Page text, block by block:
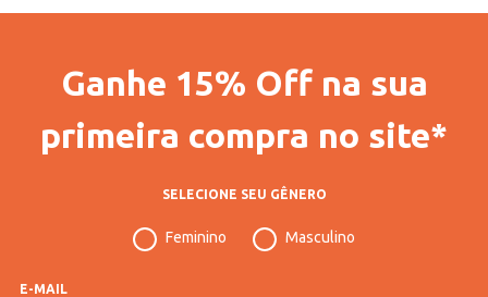
Código Pompéia 70514
Código Completo 10113307051403
Gênero Feminino
Convencional
Adulto
Ganhe 15% Off na sua
primeira compra no site*
SELECIONE SEU GÊNERO
Feminino Masculino
E-MAIL